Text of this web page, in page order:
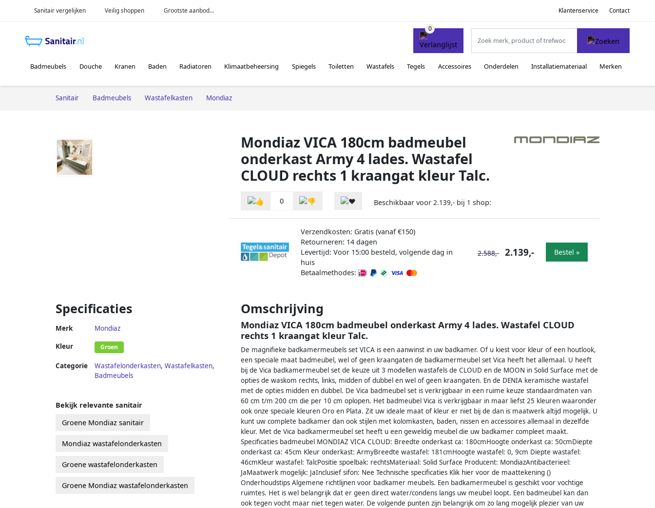
Sanitair vergelijken Veilig shoppen Grootste aanbod... Klantenservice Contact
Badmeubels Douche Kranen Baden Radiatoren Klimaatbeheersing Spiegels Toiletten Wastafels Tegels Accessoires Onderdelen Installatiemateriaal Merken
Sanitair Badmeubels Wastafelkasten Mondiaz
Mondiaz VICA 180cm badmeubel
onderkast Army 4 lades. Wastafel
CLOUD rechts 1 kraangat kleur Talc.
0 Beschikbaar voor 2.139,- bij 1 shop:
Verzendkosten: Gratis (vanaf €150)
Retourneren: 14 dagen
Levertijd: Voor 15:00 besteld, volgende dag in
huis
Betaalmethodes:
2.588,- 2.139,- Bestel »
Specificaties
Merk Mondiaz
Kleur Groen
Categorie Wastafelonderkasten, Wastafelkasten,
Badmeubels
Omschrijving
Mondiaz VICA 180cm badmeubel onderkast Army 4 lades. Wastafel CLOUD
rechts 1 kraangat kleur Talc.
De magnifieke badkamermeubels set VICA is een aanwinst in uw badkamer. Of u kiest voor kleur of een houtlook,
een speciale maat badmeubel, wel of geen kraangaten de badkamermeubel set Vica heeft het allemaal. U heeft
bij de Vica badkamermeubel set de keuze uit 3 modellen wastafels de CLOUD en de MOON in Solid Surface met de
opties de waskom rechts, links, midden of dubbel en wel of geen kraangaten. En de DENIA keramische wastafel
met de opties midden en dubbel. De Vica badmeubel set is verkrijgbaar in een ruime keuze standaardmaten van
60 cm t/m 200 cm die per 10 cm oplopen. Het badmeubel Vica is verkrijgbaar in maar liefst 25 kleuren waaronder
ook onze speciale kleuren Oro en Plata. Zit uw ideale maat of kleur er niet bij de dan is maatwerk altijd mogelijk. U
kunt uw complete badkamer dan ook stijlen met kolomkasten, baden, nissen en accessoires allemaal in dezelfde
kleur. Met de Vica badkamermeubel set heeft u een geweldig meubel die uw badkamer compleet maakt.
Specificaties badmeubel MONDIAZ VICA CLOUD: Breedte onderkast ca: 180cmHoogte onderkast ca: 50cmDiepte
onderkast ca: 45cm Kleur onderkast: ArmyBreedte wastafel: 181cmHoogte wastafel: 0, 9cm Diepte wastafel:
46cmKleur wastafel: TalcPositie spoelbak: rechtsMateriaal: Solid Surface Producent: MondiazAntibacterieel:
JaMaatwerk mogelijk: JaInclusief sifon: Nee Technische specificaties Klik hier voor de maattekening ()
Onderhoudstips Algemene richtlijnen voor badkamer meubels. Een badkamermeubel is geschikt voor vochtige
ruimtes. Het is wel belangrijk dat er geen direct water/condens langs uw meubel loopt. Een badmeubel kan dan
ook tegen vocht maar niet tegen water. De volgende punten zijn belangrijk om zo lang mogelijk plezier van uw
Bekijk relevante sanitair
Groene Mondiaz sanitair
Mondiaz wastafelonderkasten
Groene wastafelonderkasten
Groene Mondiaz wastafelonderkasten